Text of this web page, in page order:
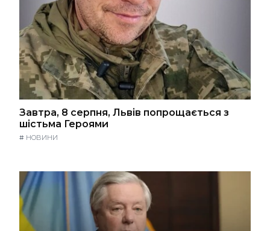
Завтра, 8 серпня, Львів попрощається з
шістьма Героями
# НОВИНИ